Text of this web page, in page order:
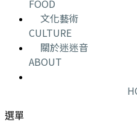
FOOD
文化藝術
CULTURE
關於迷迷音
ABOUT
選單